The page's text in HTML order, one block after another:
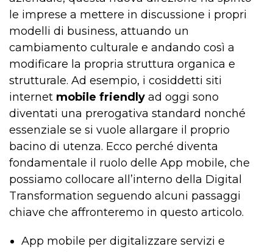
le imprese a mettere in discussione i propri
modelli di business, attuando un
cambiamento culturale e andando così a
modificare la propria struttura organica e
strutturale. Ad esempio, i cosiddetti siti
internet mobile friendly ad oggi sono
diventati una prerogativa standard nonché
essenziale se si vuole allargare il proprio
bacino di utenza. Ecco perché diventa
fondamentale il ruolo delle App mobile, che
possiamo collocare all’interno della Digital
Transformation seguendo alcuni passaggi
chiave che affronteremo in questo articolo.
App mobile per digitalizzare servizi e